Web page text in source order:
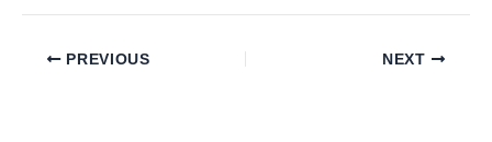
PREVIOUS NEXT